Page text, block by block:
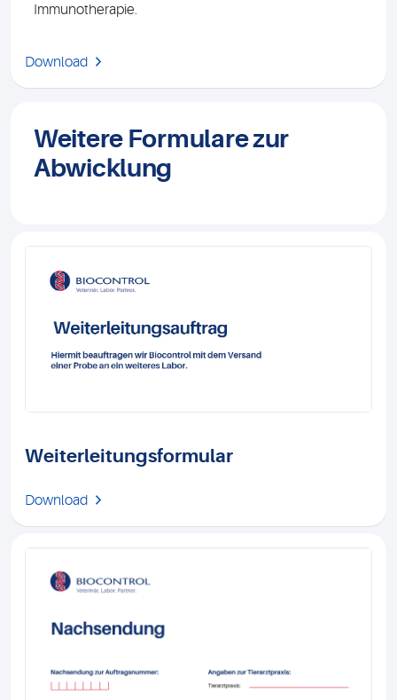
Immunotherapie.
Download
Weitere Formulare zur
Abwicklung
Weiterleitungsformular
Download